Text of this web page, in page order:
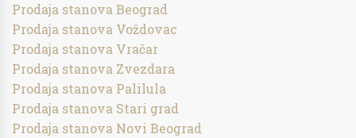
Prodaja stanova Beograd
Prodaja stanova Voždovac
Prodaja stanova Vračar
Prodaja stanova Zvezdara
Prodaja stanova Palilula
Prodaja stanova Stari grad
Prodaja stanova Novi Beograd